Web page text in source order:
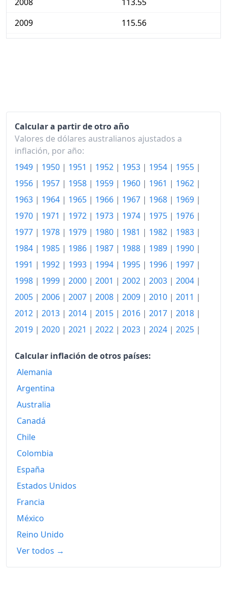
2009
115.56
2014
131.28
2015
2016
134.96
2017
137.59
2018
140.22
2019
142.48
2020
143.69
147.80
2022
157.55
2023
166.37
2024
171.64
2025
176.57
2026-05
Calcular a partir de otro año
Valores de dólares australianos ajustados a
inflación, por año:
1949 | 1950 | 1951 | 1952 | 1953 | 1954 | 1955 |
1956 | 1957 | 1958 | 1959 | 1960 | 1961 | 1962 |
1963 | 1964 | 1965 | 1966 | 1967 | 1968 | 1969 |
1970 | 1971 | 1972 | 1973 | 1974 | 1975 | 1976 |
1977 | 1978 | 1979 | 1980 | 1981 | 1982 | 1983 |
1984 | 1985 | 1986 | 1987 | 1988 | 1989 | 1990 |
1991 | 1992 | 1993 | 1994 | 1995 | 1996 | 1997 |
1998 | 1999 | 2000 | 2001 | 2002 | 2003 | 2004 |
2005 | 2006 | 2007 | 2008 | 2009 | 2010 | 2011 |
2012 | 2013 | 2014 | 2015 | 2016 | 2017 | 2018 |
2019 | 2020 | 2021 | 2022 | 2023 | 2024 | 2025 |
Calcular inflación de otros países:
Alemania
Argentina
Australia
Canadá
Chile
Colombia
España
Estados Unidos
Francia
México
Reino Unido
Ver todos →